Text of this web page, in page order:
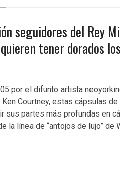
seguidores del Rey
tener dorados
por el difunto artista
Courtney, estas cápsulas
sus partes más profundas en
la línea de “antojos de lujo” de